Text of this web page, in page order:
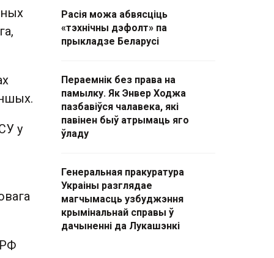
у
Расія можа абвясціць
«тэхнічны дэфолт» па
прыкладзе Беларусі
Пераемнік без права на
памылку. Як Энвер Ходжа
пазбавіўся чалавека, які
павінен быў атрымаць яго
ўладу
Генеральная пракуратура
Украіны разглядае
магчымасць узбуджэння
крымінальнай справы ў
дачыненні да Лукашэнкі